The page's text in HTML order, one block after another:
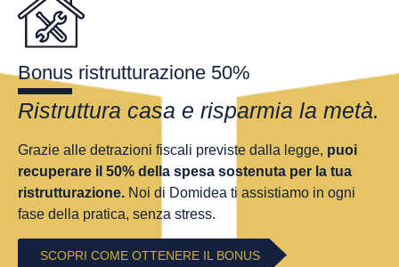
Bonus ristrutturazione 50%
Ristruttura casa e risparmia la metà.
Grazie alle detrazioni fiscali previste dalla legge, puoi
recuperare il 50% della spesa sostenuta per la tua
ristrutturazione. Noi di Domidea ti assistiamo in ogni
fase della pratica, senza stress.
SCOPRI COME OTTENERE IL BONUS